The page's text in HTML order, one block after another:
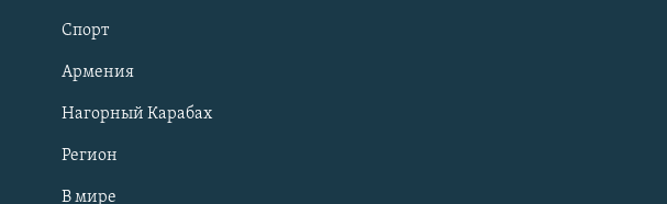
Спорт
Армения
Нагорный Карабах
Регион
В мире